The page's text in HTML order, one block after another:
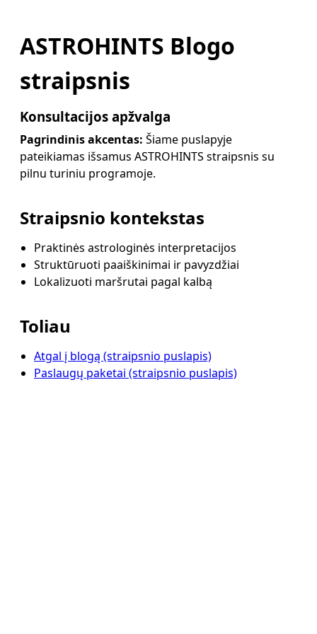
ASTROHINTS Blogo
straipsnis
Konsultacijos apžvalga
Pagrindinis akcentas: Šiame puslapyje
pateikiamas išsamus ASTROHINTS straipsnis su
pilnu turiniu programoje.
Straipsnio kontekstas
Praktinės astrologinės interpretacijos
Struktūruoti paaiškinimai ir pavyzdžiai
Lokalizuoti maršrutai pagal kalbą
Toliau
Atgal į blogą (straipsnio puslapis)
Paslaugų paketai (straipsnio puslapis)